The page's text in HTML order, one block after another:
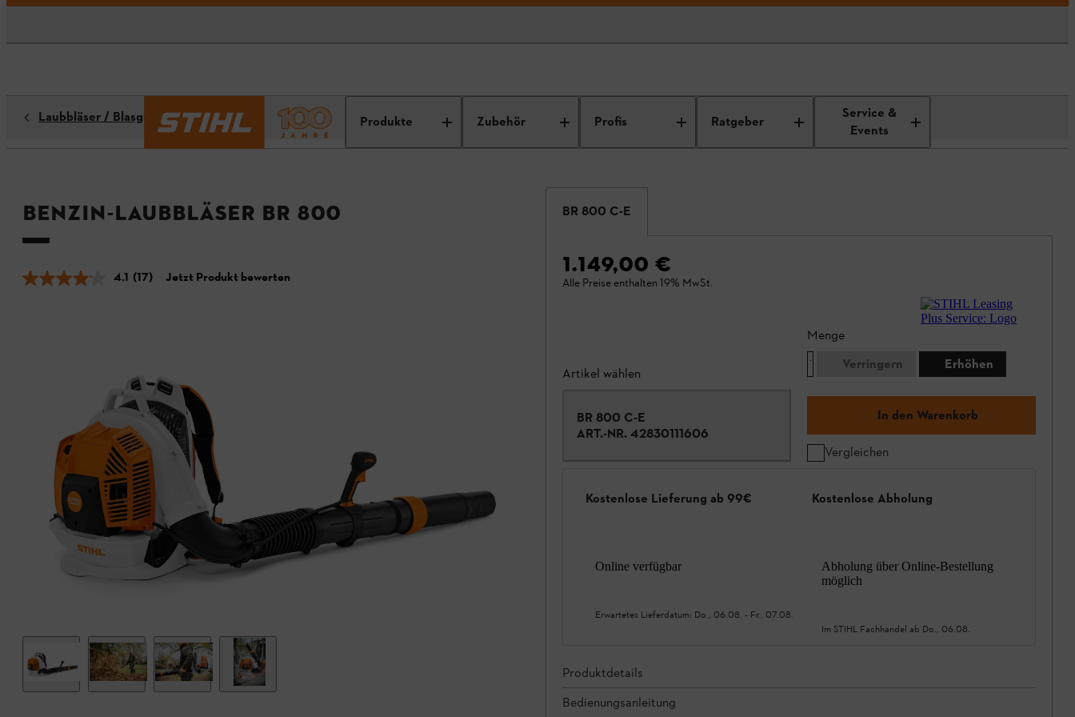
Produkte Zubehör Profis Ratgeber
Service &
Events
Laubbläser / Blasgeräte / Saughäcksler
Benzin-Laubbläser BR 800
4.1 (17) Jetzt Produkt bewerten
BR 800 C-E
1.149,00 €
Alle Preise enthalten 19% MwSt.
Artikel wählen
BR 800 C-E
ART.-NR. 42830111606
Menge
Verringern
Erhöhen
In den Warenkorb
Vergleichen
Kostenlose Lieferung ab 99€
Online verfügbar
Erwartetes Lieferdatum: Do., 06.08. - Fr., 07.08.
Kostenlose Abholung
Abholung über Online-Bestellung
möglich
Im STIHL Fachhandel ab Do., 06.08.
Produktdetails
Bedienungsanleitung